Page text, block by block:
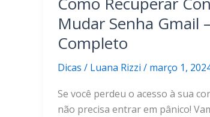
Mudar Senha Gmail
Completo
Dicas / Luana Rizzi / março 1,
Se você perdeu o acesso à sua
não precisa entrar em pânico!